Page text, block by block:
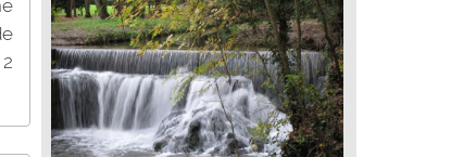
Balade du Pradet (83) - Mine de Cap
Garonne